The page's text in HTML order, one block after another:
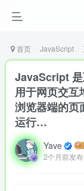
首页 JavaScript
JavaScript 是
用于网页交互
浏览器端的
运行…
Yave
2个月前发布